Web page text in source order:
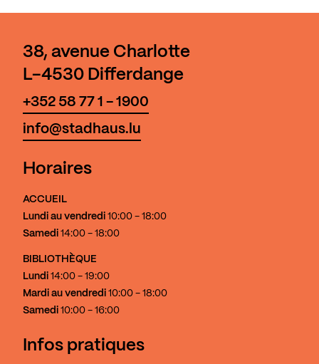
38, avenue Charlotte
L-4530 Differdange
+352 58 77 1 - 1900
info@stadhaus.lu
Horaires
ACCUEIL
Lundi au vendredi 10:00 - 18:00
Samedi 14:00 - 18:00
BIBLIOTHÈQUE
Lundi 14:00 - 19:00
Mardi au vendredi 10:00 - 18:00
Samedi 10:00 - 16:00
Infos pratiques